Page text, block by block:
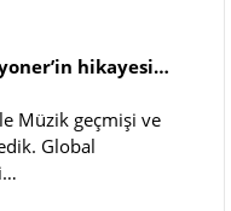
hikayesi…
Müzik geçmişi ve
Global